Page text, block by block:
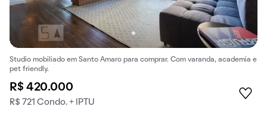
Studio mobiliado em Santo Amaro para comprar. Com varanda, academia e
pet friendly.
R$ 420.000
R$ 721 Condo. + IPTU